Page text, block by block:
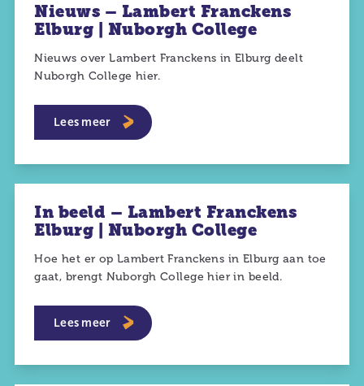
Nieuws – Lambert Franckens
Elburg | Nuborgh College
Nieuws over Lambert Franckens in Elburg deelt
Nuborgh College hier.
Lees meer
In beeld – Lambert Franckens
Elburg | Nuborgh College
Hoe het er op Lambert Franckens in Elburg aan toe
gaat, brengt Nuborgh College hier in beeld.
Lees meer